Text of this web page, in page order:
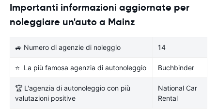
Importanti informazioni aggiornate per
noleggiare un'auto a Mainz
🚙 Numero di agenzie di noleggio 14
⭐ La più famosa agenzia di autonoleggio Buchbinder
🏆 L'agenzia di autonoleggio con più
valutazioni positive
National Car
Rental